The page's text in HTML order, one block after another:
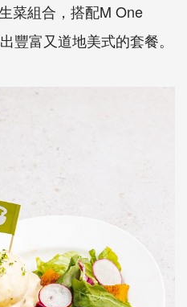
菜組合，搭配M One
豐富又道地美式的套餐。